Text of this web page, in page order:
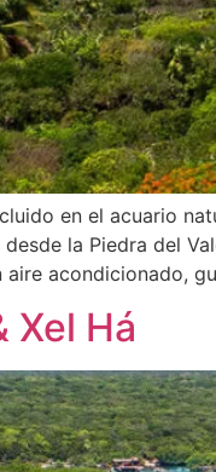
en el acuario
desde la Piedra del
aire acondicionado,
Xel Há